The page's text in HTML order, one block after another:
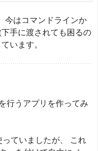
今はコマンドラインか
手に渡されても困るの
います。
行うアプリを作ってみ
っていましたが、 これ